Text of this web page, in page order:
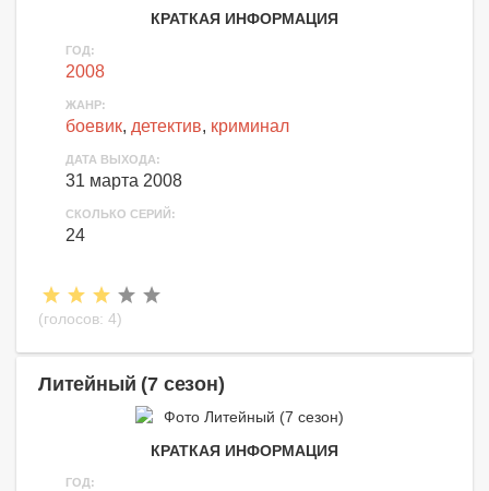
КРАТКАЯ ИНФОРМАЦИЯ
ГОД:
2008
ЖАНР:
боевик, детектив, криминал
ДАТА ВЫХОДА:
31 марта 2008
СКОЛЬКО СЕРИЙ:
24
(голосов: 4)
Литейный (7 сезон)
КРАТКАЯ ИНФОРМАЦИЯ
ГОД: